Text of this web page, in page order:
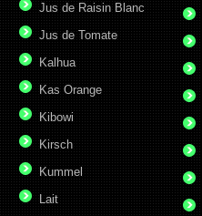
Jus de Raisin Blanc
Jus de Tomate
Kalhua
Kas Orange
Kibowi
Kirsch
Kummel
Lait